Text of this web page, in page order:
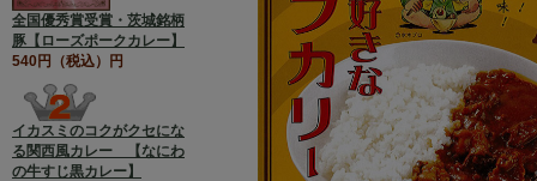
全国優秀賞受賞・茨城銘柄
豚【ローズポークカレー】
540円（税込）円
イカスミのコクがクセにな
る関西風カレー 【なにわ
の牛すじ黒カレー】